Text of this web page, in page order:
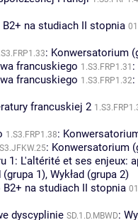
na studiach II stopnia
: Konwersatorium
francuskiego 1.S3.FRP1.31 :
francuskiego 1.S3.FRP1.32:
francuskiej 2
1.S3.FRP1.38:
: Konwersatorium
1: L'altérité et ses enjeux:
(grupa 1), Wykład (grupa 2)
na studiach II stopnia
dyscyplinie SD.1.D.MBWD: